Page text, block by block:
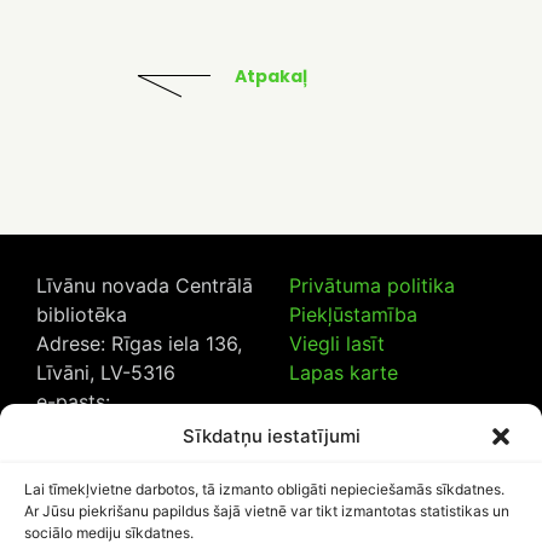
Sīkdatņu iestatījumi
Lai tīmekļvietne darbotos, tā izmanto obligāti nepieciešamās sīkdatnes.
Ar Jūsu piekrišanu papildus šajā vietnē var tikt izmantotas statistikas un
sociālo mediju sīkdatnes.
Atpakaļ
Līvānu novada Centrālā
bibliotēka
Adrese: Rīgas iela 136,
Līvāni, LV-5316
e-pasts:
20230925
Privātuma politika
Piekļūstamība
Viegli lasīt
Lapas karte